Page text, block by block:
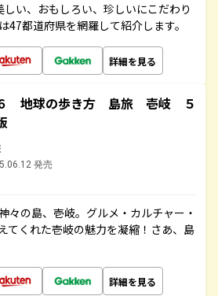
しい、おもしろい、珍しいにこだわり
47都道府県を網羅して紹介します。
詳細を見る
地球の歩き方 島旅 壱岐 ５
発売
々の島、壱岐。グルメ・カルチャー・
てくれた壱岐の魅力を凝縮！さあ、島
詳細を見る